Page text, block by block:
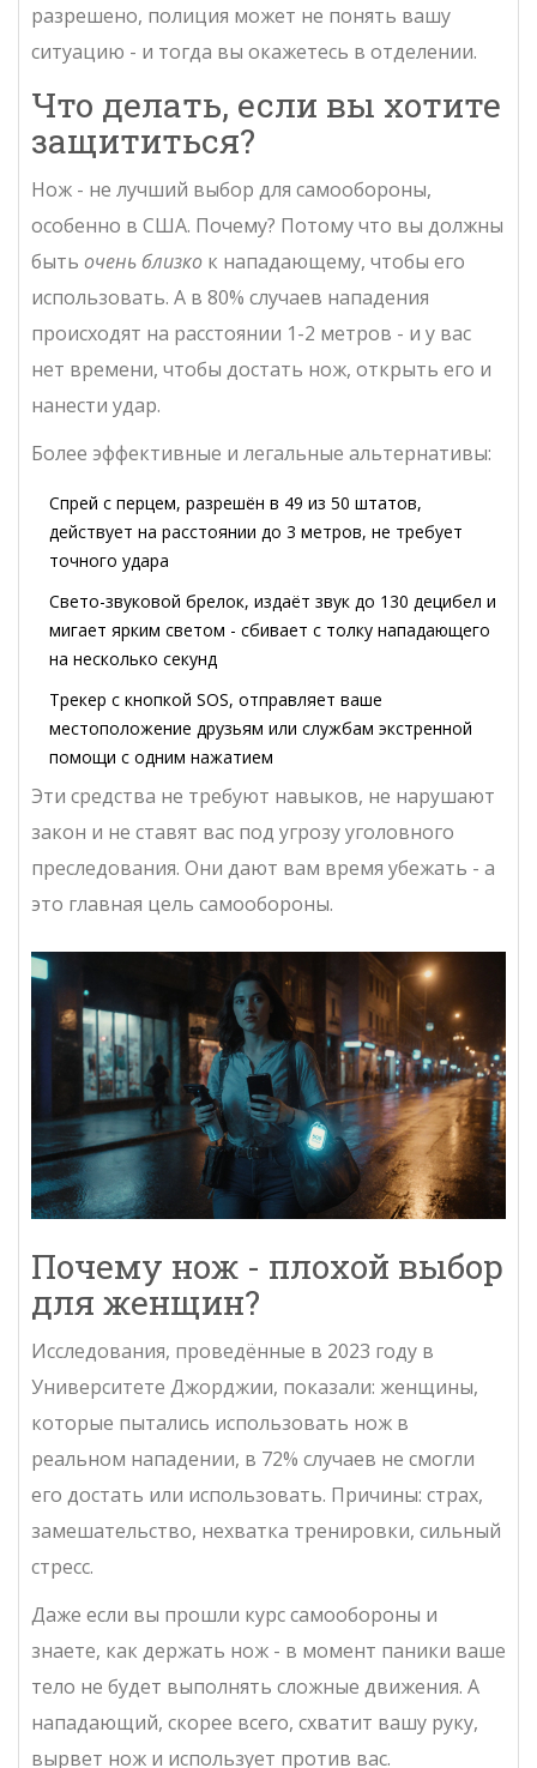
разрешено, полиция может не понять вашу
ситуацию - и тогда вы окажетесь в отделении.
Что делать, если вы хотите
защититься?
Нож - не лучший выбор для самообороны,
особенно в США. Почему? Потому что вы должны
быть очень близко к нападающему, чтобы его
использовать. А в 80% случаев нападения
происходят на расстоянии 1-2 метров - и у вас
нет времени, чтобы достать нож, открыть его и
нанести удар.
Более эффективные и легальные альтернативы:
Спрей с перцем, разрешён в 49 из 50 штатов,
действует на расстоянии до 3 метров, не требует
точного удара
Свето-звуковой брелок, издаёт звук до 130 децибел и
мигает ярким светом - сбивает с толку нападающего
на несколько секунд
Трекер с кнопкой SOS, отправляет ваше
местоположение друзьям или службам экстренной
помощи с одним нажатием
Эти средства не требуют навыков, не нарушают
закон и не ставят вас под угрозу уголовного
преследования. Они дают вам время убежать - а
это главная цель самообороны.
Почему нож - плохой выбор
для женщин?
Исследования, проведённые в 2023 году в
Университете Джорджии, показали: женщины,
которые пытались использовать нож в
реальном нападении, в 72% случаев не смогли
его достать или использовать. Причины: страх,
замешательство, нехватка тренировки, сильный
стресс.
Даже если вы прошли курс самообороны и
знаете, как держать нож - в момент паники ваше
тело не будет выполнять сложные движения. А
нападающий, скорее всего, схватит вашу руку,
вырвет нож и использует против вас.